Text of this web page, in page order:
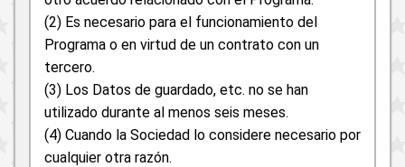
(2) Es necesario para el funcionamiento del
Programa o en virtud de un contrato con un
tercero.
(3) Los Datos de guardado, etc. no se han
utilizado durante al menos seis meses.
(4) Cuando la Sociedad lo considere necesario por
cualquier otra razón.